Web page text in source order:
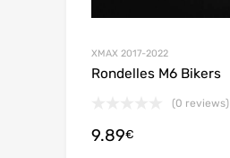
XMAX 2017-2022
Rondelles M6 Bikers
(0 reviews)
9.89€